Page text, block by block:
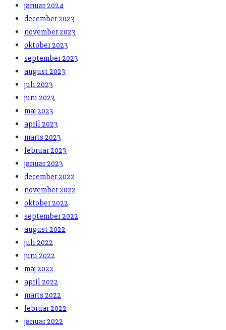
januar 2024
december 2023
november 2023
oktober 2023
september 2023
august 2023
juli 2023
juni 2023
maj 2023
april 2023
marts 2023
februar 2023
januar 2023
december 2022
november 2022
oktober 2022
september 2022
august 2022
juli 2022
juni 2022
maj 2022
april 2022
marts 2022
februar 2022
januar 2022